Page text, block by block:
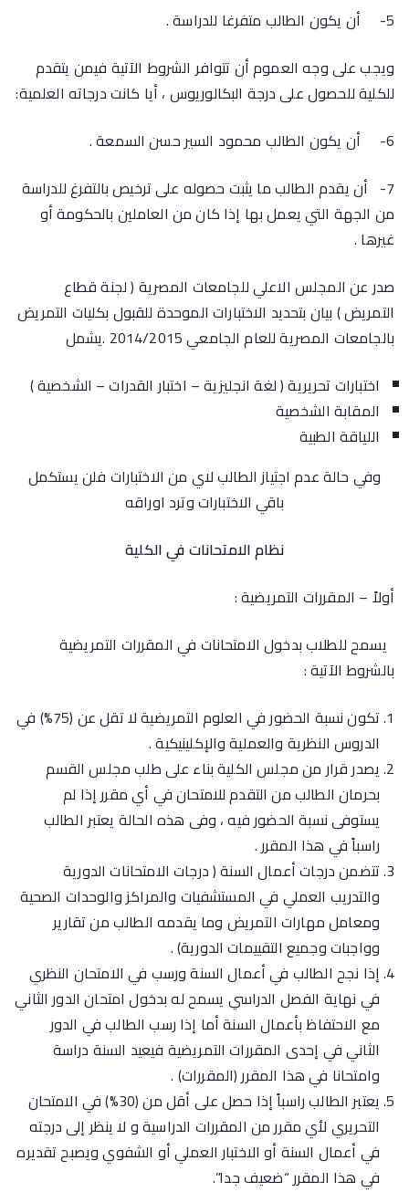
5- أن يكون الطالب متفرغا للدراسة .
ويجب على وجه العموم أن تتوافر الشروط الآتية فيمن يتقدم
للكلية للحصول على درجة البكالوريوس ، أيا كانت درجاته العلمية:
6- أن يكون الطالب محمود السير حسن السمعة .
7- أن يقدم الطالب ما يثبت حصوله على ترخيص بالتفرغ للدراسة
من الجهة التي يعمل بها إذا كان من العاملين بالحكومة أو
غيرها .
صدر عن المجلس الاعلي للجامعات المصرية ( لجنة قطاع
التمريض ) بيان بتحديد الاختبارات الموحدة للقبول بكليات التمريض
بالجامعات المصرية للعام الجامعي 2014/2015 .يشمل
اختبارات تحريرية ( لغة انجليزية – اختبار القدرات – الشخصية )
المقابة الشخصية
اللياقة الطبية
وفي حالة عدم اجتياز الطالب لاي من الاختبارات فلن يستكمل
باقي الاختبارات وترد اوراقه
نظام الامتحانات في الكلية
أولاً – المقررات التمريضية :
يسمح للطلاب بدخول الامتحانات في المقررات التمريضية
بالشروط الآتية :
تكون نسبة الحضور في العلوم التمريضية لا تقل عن (75%) في
الدروس النظرية والعملية والإكلينيكية .
يصدر قرار من مجلس الكلية بناء على طلب مجلس القسم
بحرمان الطالب من التقدم للامتحان في أي مقرر إذا لم
يستوفى نسبة الحضور فيه ، وفى هذه الحالة يعتبر الطالب
راسباً في هذا المقرر .
تتضمن درجات أعمال السنة ( درجات الامتحانات الدورية
والتدريب العملي في المستشفيات والمراكز والوحدات الصحية
ومعامل مهارات التمريض وما يقدمه الطالب من تقارير
وواجبات وجميع التقييمات الدورية) .
إذا نجح الطالب في أعمال السنة ورسب في الامتحان النظري
في نهاية الفصل الدراسي يسمح له بدخول امتحان الدور الثاني
مع الاحتفاظ بأعمال السنة أما إذا رسب الطالب في الدور
الثاني في إحدى المقررات التمريضية فيعيد السنة دراسة
وامتحانا في هذا المقرر (المقررات) .
يعتبر الطالب راسباً إذا حصل على أقل من (30%) في الامتحان
التحريري لأي مقرر من المقررات الدراسية و لا ينظر إلى درجته
في أعمال السنة أو الاختبار العملي أو الشفوي ويصبح تقديره
في هذا المقرر “ضعيف جدا”.